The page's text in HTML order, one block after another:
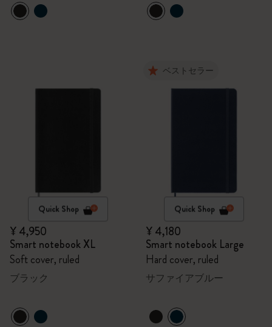
Quick Shop
¥ 4,950
Smart notebook XL
Soft cover, ruled
ブラック
ベストセラー
Quick Shop
¥ 4,180
Smart notebook Large
Hard cover, ruled
サファイアブルー